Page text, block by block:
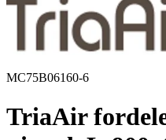
MC75B06160-6
TriaAir